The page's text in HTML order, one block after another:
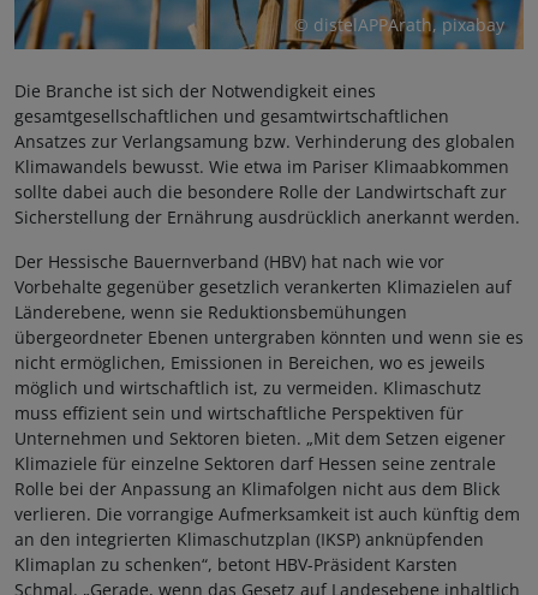
© distelAPPArath, pixabay
Die Branche ist sich der Notwendigkeit eines
gesamtgesellschaftlichen und gesamtwirtschaftlichen
Ansatzes zur Verlangsamung bzw. Verhinderung des globalen
Klimawandels bewusst. Wie etwa im Pariser Klimaabkommen
sollte dabei auch die besondere Rolle der Landwirtschaft zur
Sicherstellung der Ernährung ausdrücklich anerkannt werden.
Der Hessische Bauernverband (HBV) hat nach wie vor
Vorbehalte gegenüber gesetzlich verankerten Klimazielen auf
Länderebene, wenn sie Reduktionsbemühungen
übergeordneter Ebenen untergraben könnten und wenn sie es
nicht ermöglichen, Emissionen in Bereichen, wo es jeweils
möglich und wirtschaftlich ist, zu vermeiden. Klimaschutz
muss effizient sein und wirtschaftliche Perspektiven für
Unternehmen und Sektoren bieten. „Mit dem Setzen eigener
Klimaziele für einzelne Sektoren darf Hessen seine zentrale
Rolle bei der Anpassung an Klimafolgen nicht aus dem Blick
verlieren. Die vorrangige Aufmerksamkeit ist auch künftig dem
an den integrierten Klimaschutzplan (IKSP) anknüpfenden
Klimaplan zu schenken“, betont HBV-Präsident Karsten
Schmal. „Gerade, wenn das Gesetz auf Landesebene inhaltlich